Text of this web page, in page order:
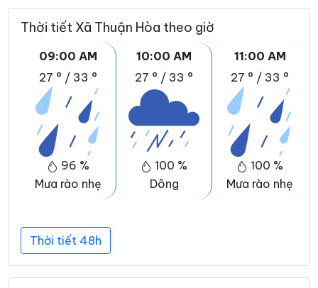
Thời tiết Xã Thuận Hòa theo giờ
09:00 AM
27 ° / 33 °
96 %
Mưa rào nhẹ
10:00 AM
27 ° / 33 °
100 %
Dông
11:00 AM
27 ° / 33 °
100 %
Mưa rào nhẹ
Thời tiết 48h